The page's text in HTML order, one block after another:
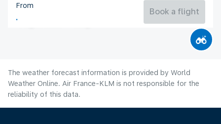
Spain
From
Book a flight
The weather forecast information is provided by World
Weather Online. Air France-KLM is not responsible for the
reliability of this data.